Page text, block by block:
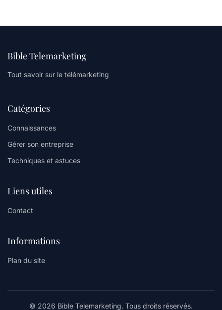
Bible Telemarketing
Tout savoir sur le télémarketing
Catégories
Connaissances
Gérer son entreprise
Techniques et astuces
Liens utiles
Contact
Informations
Plan du site
© 2026 Bible Telemarketing. Tous droits réservés.